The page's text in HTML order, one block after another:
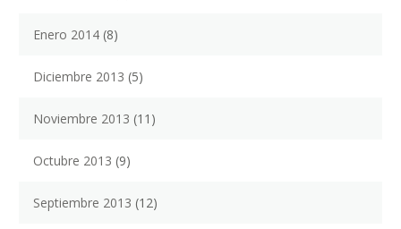
Enero 2014 (8)
Diciembre 2013 (5)
Noviembre 2013 (11)
Octubre 2013 (9)
Septiembre 2013 (12)